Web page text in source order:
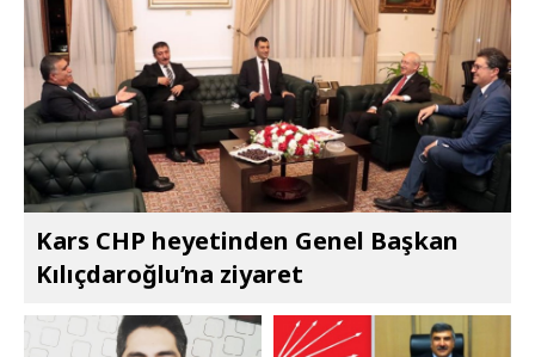
Kars CHP heyetinden Genel Başkan
Kılıçdaroğlu’na ziyaret